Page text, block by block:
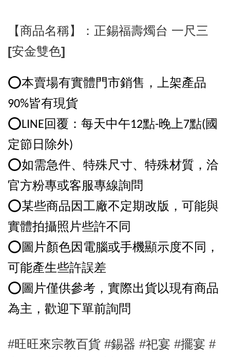
【商品名稱】：正錫福壽燭台 一尺三
[安金雙色]
⭕️本賣場有實體門市銷售，上架產品
90%皆有現貨
⭕️LINE回覆：每天中午12點-晚上7點(國
定節日除外)
⭕️如需急件、特殊尺寸、特殊材質，洽
官方粉專或客服專線詢問
⭕️某些商品因工廠不定期改版，可能與
實體拍攝照片些許不同
⭕️圖片顏色因電腦或手機顯示度不同，
可能產生些許誤差
⭕️圖片僅供參考，實際出貨以現有商品
為主，歡迎下單前詢問
#旺旺來宗教百貨 #錫器 #祀宴 #擺宴 #